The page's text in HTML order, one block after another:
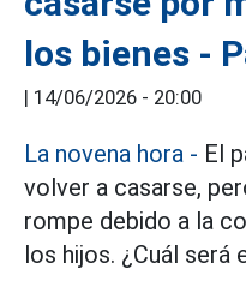
los bienes -
| 14/06/2026 - 20:00
La novena hora - El
volver a casarse,
rompe debido a la
los hijos. ¿Cuál será